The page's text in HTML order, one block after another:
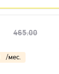
465.00
/мес.